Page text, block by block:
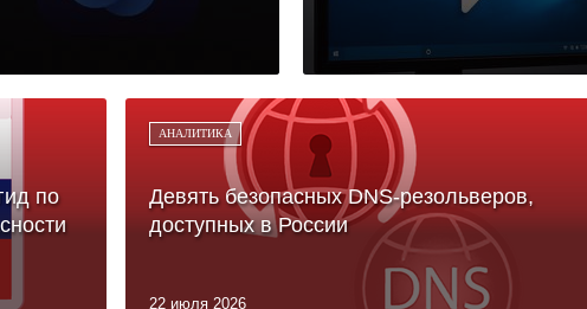
по
АНАЛИТИКА
Девять безопасных DNS-резольверов,
доступных в России
22 июля 2026